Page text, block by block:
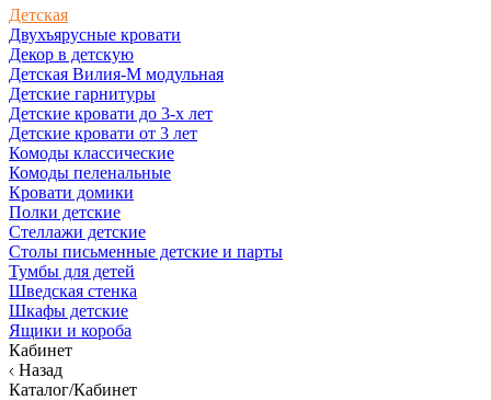
Детская
Двухъярусные кровати
Декор в детскую
Детская Вилия-М модульная
Детские гарнитуры
Детские кровати до 3-х лет
Детские кровати от 3 лет
Комоды классические
Комоды пеленальные
Кровати домики
Полки детские
Стеллажи детские
Столы письменные детские и парты
Тумбы для детей
Шведская стенка
Шкафы детские
Ящики и короба
Кабинет
Назад
Каталог/Кабинет